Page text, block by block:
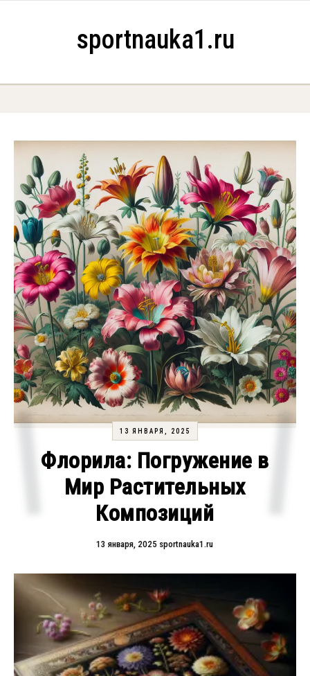
sportnauka1.ru
13 ЯНВАРЯ, 2025
Флорила: Погружение в
Мир Растительных
Композиций
13 января, 2025 sportnauka1.ru